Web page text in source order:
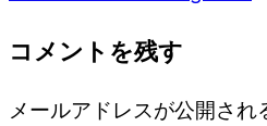
コメントを残す
メールアドレスが公開され